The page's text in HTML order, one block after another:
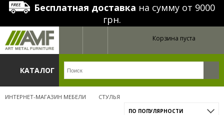
Бесплатная доставка на сумму от 9000
грн.
Корзина пуста
КАТАЛОГ
ИНТЕРНЕТ-МАГАЗИН МЕБЕЛИ СТУЛЬЯ
ПО ПОПУЛЯРНОСТИ